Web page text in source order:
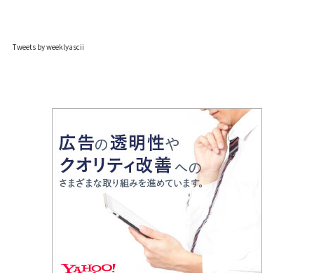
Tweets by weeklyascii